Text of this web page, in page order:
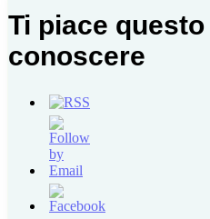
Ti piace
conoscere